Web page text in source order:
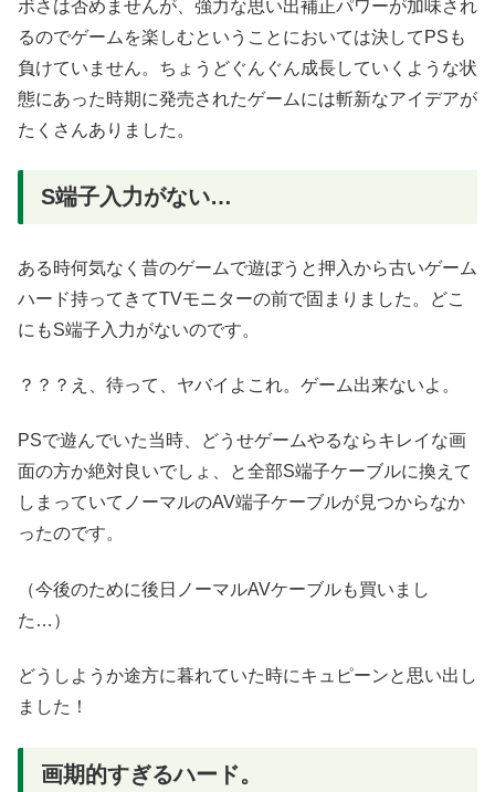
ボさは否めませんが、強力な思い出補正パワーが加味され
るのでゲームを楽しむということにおいては決してPSも
負けていません。ちょうどぐんぐん成長していくような状
態にあった時期に発売されたゲームには斬新なアイデアが
たくさんありました。
S端子入力がない…
ある時何気なく昔のゲームで遊ぼうと押入から古いゲーム
ハード持ってきてTVモニターの前で固まりました。どこ
にもS端子入力がないのです。
？？？え、待って、ヤバイよこれ。ゲーム出来ないよ。
PSで遊んでいた当時、どうせゲームやるならキレイな画
面の方か絶対良いでしょ、と全部S端子ケーブルに換えて
しまっていてノーマルのAV端子ケーブルが見つからなか
ったのです。
（今後のために後日ノーマルAVケーブルも買いまし
た…）
どうしようか途方に暮れていた時にキュピーンと思い出し
ました！
画期的すぎるハード。